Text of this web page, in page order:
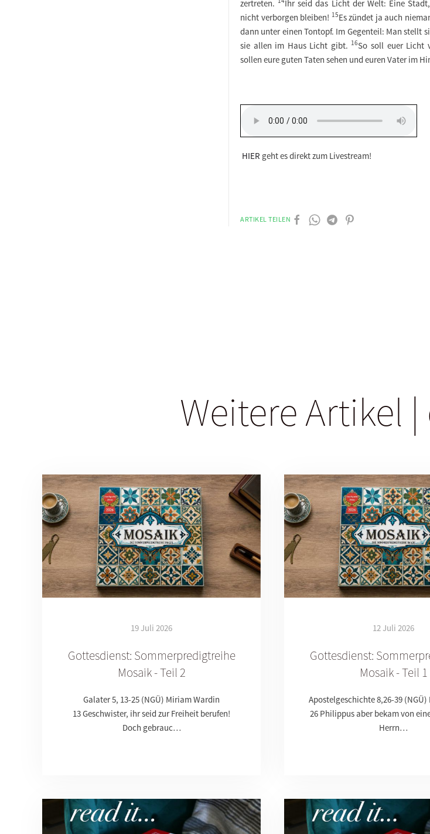
zertreten.
Ihr seid das Licht der Welt: Eine
nicht verborgen bleiben! 15Es zündet ja auch
dann unter einen Tontopf. Im Gegenteil: Man stellt
sie allen im Haus Licht gibt. 16So soll euer Licht
sollen eure guten Taten sehen und euren Vater im
HIER geht es direkt zum Livestream!
ARTIKEL TEILEN
Weitere Artikel
19 Juli 2026
Gottesdienst: Sommerpredigtreihe
Mosaik - Teil 2
Galater 5, 13-25 (NGÜ) Miriam Wardin
13 Geschwister, ihr seid zur Freiheit berufen!
Doch gebrauc…
12 Juli 2026
Gottesdienst:
Mosaik - Teil 1
Apostelgeschichte 8,26-39
26 Philippus aber bekam von
Herrn…